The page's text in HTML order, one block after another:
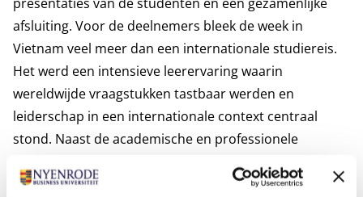
afsluiting. Voor de deelnemers bleek de week in
Vietnam veel meer dan een internationale studiereis.
Het werd een intensieve leerervaring waarin
wereldwijde vraagstukken tastbaar werden en
leiderschap in een internationale context centraal
stond. Naast de academische en professionele
verbindingen. Door gedeelde ervaringen – van